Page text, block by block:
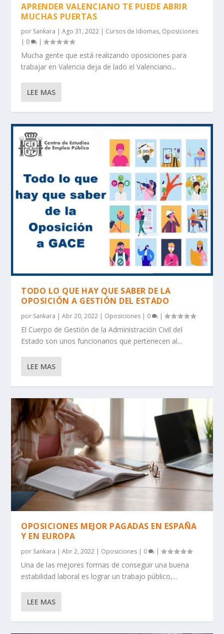
APRENDER VALENCIANO TE PUEDE ABRIR
MUCHAS PUERTAS
por Sankara |Ago 31, 2022 | Cursos de Idiomas, Oposiciones
| 0 |
Mucha gente que está realizando oposiciones para
trabajar en Valencia deja de lado el Valenciano...
LEE MAS
TODO LO QUE HAY QUE SABER DE LA
OPOSICIÓN A GESTIÓN DEL ESTADO
por Sankara |Abr 20, 2022 | Oposiciones | 0 |
El Cuerpo de Gestión de la Administración Civil del
Estado son unos funcionarios que pertenecen al...
LEE MAS
OPOSICIONES MEJOR PAGADAS EN ESPAÑA
Y EN EUROPA
por Sankara |Abr 2, 2022 | Oposiciones | 0 |
Una de las mejores formas de conseguir una buena
estabilidad laboral es lograr un trabajo público,...
LEE MAS